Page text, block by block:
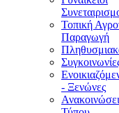
Τοπική
Παραγωγή
- Ξενώνες